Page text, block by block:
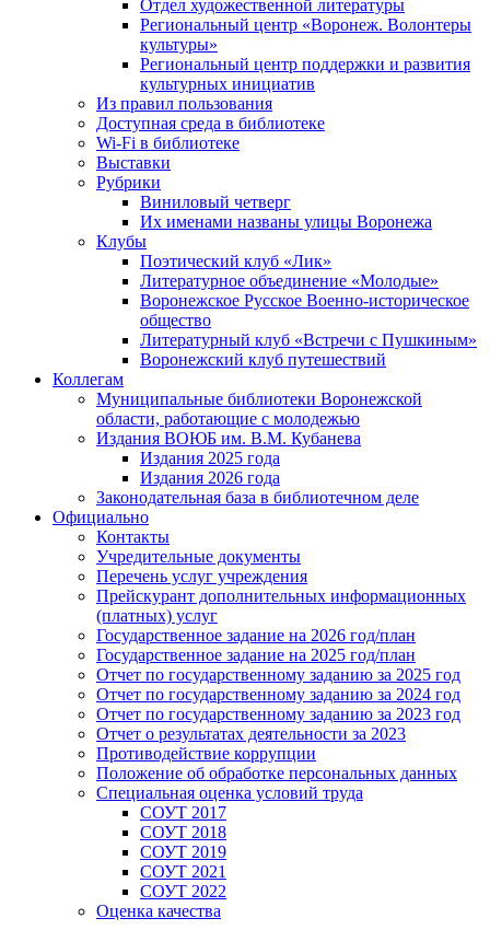
Отдел художественной литературы
Региональный центр «Воронеж. Волонтеры
культуры»
Региональный центр поддержки и развития
культурных инициатив
Из правил пользования
Доступная среда в библиотеке
Wi-Fi в библиотеке
Выставки
Рубрики
Виниловый четверг
Их именами названы улицы Воронежа
Клубы
Поэтический клуб «Лик»
Литературное объединение «Молодые»
Воронежское Русское Военно-историческое
общество
Литературный клуб «Встречи с Пушкиным»
Воронежский клуб путешествий
Коллегам
Муниципальные библиотеки Воронежской
области, работающие с молодежью
Издания ВОЮБ им. В.М. Кубанева
Издания 2025 года
Издания 2026 года
Законодательная база в библиотечном деле
Официально
Контакты
Учредительные документы
Перечень услуг учреждения
Прейскурант дополнительных информационных
(платных) услуг
Государственное задание на 2026 год/план
Государственное задание на 2025 год/план
Отчет по государственному заданию за 2025 год
Отчет по государственному заданию за 2024 год
Отчет по государственному заданию за 2023 год
Отчет о результатах деятельности за 2023
Противодействие коррупции
Положение об обработке персональных данных
Специальная оценка условий труда
СОУТ 2017
СОУТ 2018
СОУТ 2019
СОУТ 2021
СОУТ 2022
Оценка качества